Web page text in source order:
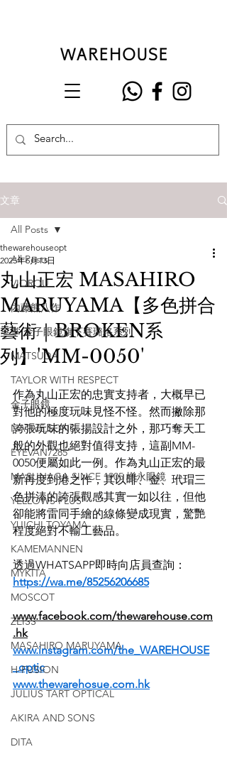
文章
All Posts
VIOROU
內藤熊八作
掌 金子眼鏡旗下賽璐珞系列
MATSUDA
TAYLOR WITH RESPECT
金子眼鏡
NATIVE SONS
EYEVAN7285
MASUNAGA SINCE 1905 增永眼鏡
YELLOWS PLUS
YUICHI TOYAMA
KAMEMANNEN
MYKITA
MOSCOT
ZEISS
MASAHIRO MARUYAMA
H-FUSION
JULIUS TART OPTICAL
AKIRA AND SONS
DITA
All Posts
丸山正宏 MASAHIRO
MARUYAMA【多色拼合
藝術｜BROKEN系
列】'MM-0050'
thewarehouseopt
2025年6月13日
作為丸山正宏的忠實支持者，大概早已
對他的極度玩味見怪不怪。然而撇除那
誇張玩味的張揚設計之外，那巧奪天工
般的外觀也絕對值得支持，這副MM-
0050便屬如此一例。作為丸山正宏的最
新再度到港之作，其以啡、金、玳瑁三
色拼淎的誇張觀感其實一如以往，但他
卻能將雷同手繪的線條變成現實，驚艷
程度絕對不輸工藝品。
透過WHATSAPP即時向店員查詢：
https://wa.me/85256206685
www.facebook.com/thewarehouse.com
.hk
www.instagram.com/the_WAREHOUSE
_optic
www.thewarehosue.com.hk